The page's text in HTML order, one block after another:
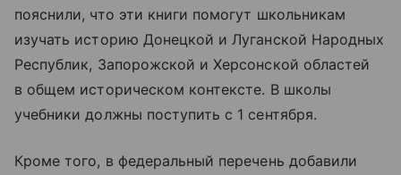
пояснили, что эти книги помогут школьникам
изучать историю Донецкой и Луганской Народных
Республик, Запорожской и Херсонской областей
в общем историческом контексте. В школы
учебники должны поступить с 1 сентября.
Кроме того, в федеральный перечень добавили